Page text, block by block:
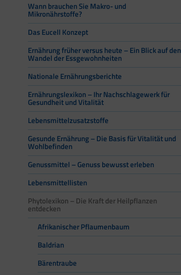
Wann brauchen Sie Makro- und
Mikronährstoffe?
Das Eucell Konzept
Ernährung früher versus heute – Ein Blick auf den
Wandel der Essgewohnheiten
Nationale Ernährungsberichte
Ernährungslexikon – Ihr Nachschlagewerk für
Gesundheit und Vitalität
Lebensmittelzusatzstoffe
Gesunde Ernährung – Die Basis für Vitalität und
Wohlbefinden
Genussmittel – Genuss bewusst erleben
Lebensmittellisten
Phytolexikon – Die Kraft der Heilpflanzen
entdecken
Afrikanischer Pflaumenbaum
Baldrian
Bärentraube